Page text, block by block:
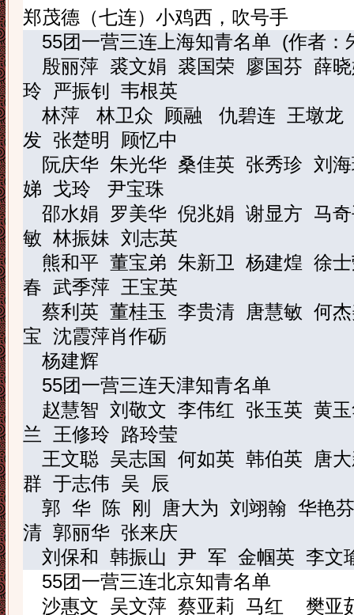
郑茂德（七连）小鸡西，吹号手
55团一营三连上海知青名单 (作者：
殷丽萍
裘文娟 裘国荣 廖国芬 薛
玲
严振钊
韦根英
林萍 林卫众 顾融 仇碧连
王墩龙
发 张楚明
顾忆中
阮庆华 朱光华 桑佳英 张秀珍 刘
娣 戈玲
尹宝珠
邵水娟
罗美华 倪兆娟 谢显方
马
敏 林振妹
刘志英
熊和平 董宝弟 朱新卫 杨建煌 徐
春 武季萍
王宝英
蔡利英 董桂玉 李贵清 唐慧敏 何
宝
沈霞萍肖作砺
杨建辉
55团一营三连天津知青名单
赵慧智 刘敬文 李伟红 张玉英 黄
兰
王修玲
路玲莹
王文聪 吴志国 何如英 韩伯英
唐
群 于志伟 吴
辰
郭 华 陈 刚 唐大为 刘翊翰 华艳芬
清 郭丽华 张来庆
刘保和
韩振山 尹 军 金帼英 李文
55团一营三连北京知青名单
沙惠文
吴文萍 蔡亚莉 马红 樊亚